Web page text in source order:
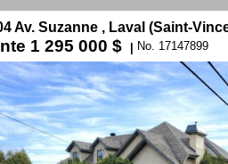
Av. Suzanne , Laval (Saint-
1 295 000 $ | No. 17147899